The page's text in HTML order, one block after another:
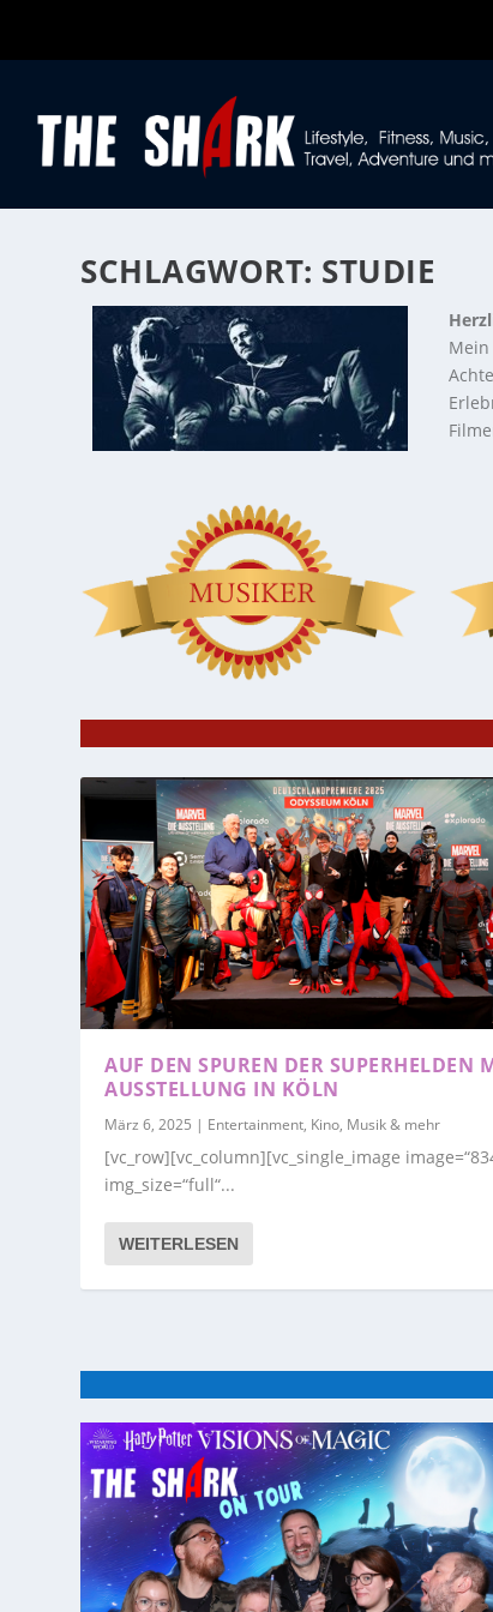
SCHLAGWORT: STUDIE
AUF DEN SPUREN DER SUPERHELDEN
AUSSTELLUNG IN KÖLN
März 6, 2025 | Entertainment, Kino, Musik & mehr
[vc_row][vc_column][vc_single_image
img_size=“full“...
WEITERLESEN